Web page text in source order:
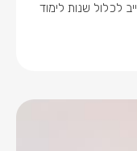
לכלול שנות לימוד